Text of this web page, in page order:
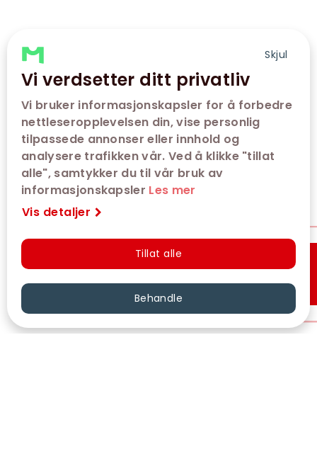
Skjul
Vi verdsetter ditt privatliv
Vi bruker informasjonskapsler for å forbedre
nettleseropplevelsen din, vise personlig
tilpassede annonser eller innhold og
analysere trafikken vår. Ved å klikke "tillat
alle", samtykker du til vår bruk av
informasjonskapsler Les mer
Vis detaljer
Tillat alle
Behandle Hurtigkjøp